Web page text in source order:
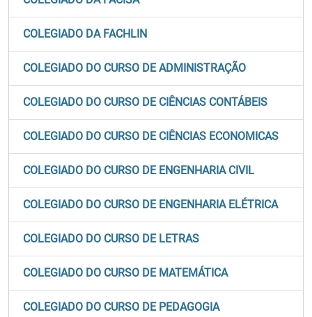
COLEGIADO DA FACHLIN
COLEGIADO DO CURSO DE ADMINISTRAÇÃO
COLEGIADO DO CURSO DE CIÊNCIAS CONTÁBEIS
COLEGIADO DO CURSO DE CIÊNCIAS ECONOMICAS
COLEGIADO DO CURSO DE ENGENHARIA CIVIL
COLEGIADO DO CURSO DE ENGENHARIA ELÉTRICA
COLEGIADO DO CURSO DE LETRAS
COLEGIADO DO CURSO DE MATEMÁTICA
COLEGIADO DO CURSO DE PEDAGOGIA